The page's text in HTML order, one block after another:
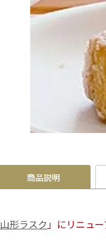
商品説明
山形ラスク」にリニュー